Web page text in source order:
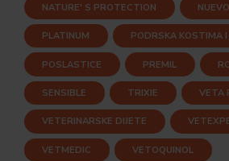
NATURE' S PROTECTION NUEVO
PLATINUM PODRSKA KOSTIMA
POSLASTICE PREMIL
SENSIBLE TRIXIE VETA
VETERINARSKE DIJETE
VETMEDIC VETOQUINOL